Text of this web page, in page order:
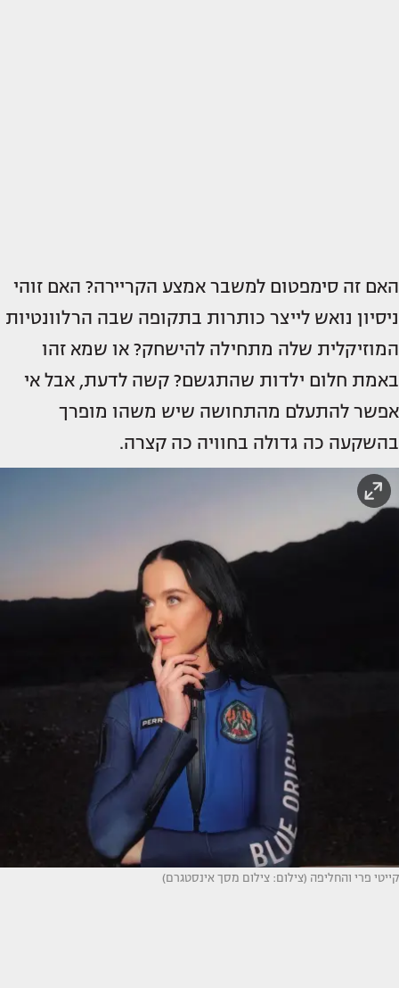
האם זה סימפטום למשבר אמצע הקריירה? האם זוהי
ניסיון נואש לייצר כותרות בתקופה שבה הרלוונטיות
המוזיקלית שלה מתחילה להישחק? או שמא זהו
באמת חלום ילדות שהתגשם? קשה לדעת, אבל אי
אפשר להתעלם מהתחושה שיש משהו מופרך
בהשקעה כה גדולה בחוויה כה קצרה.
קייטי פרי והחליפה (צילום: צילום מסך אינסטגרם)